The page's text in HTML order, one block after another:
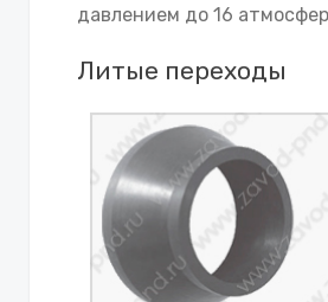
давлением до 16
Литые переходы